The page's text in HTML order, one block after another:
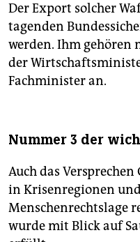
Der Export solcher
tagenden
werden. Ihm gehören
der
Fachminister an.
Nummer 3 der
Auch das
in Krisenregionen
Menschenrechtslage
wurde mit Blick auf